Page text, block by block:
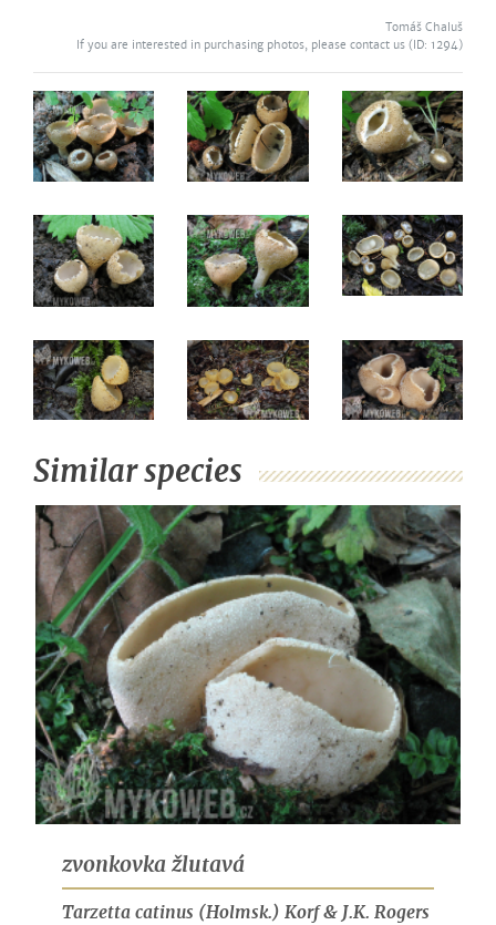
Tomáš Chaluš
If you are interested in purchasing photos, please contact us (ID: 1294)
Similar species
zvonkovka žlutavá
Tarzetta catinus (Holmsk.) Korf & J.K. Rogers